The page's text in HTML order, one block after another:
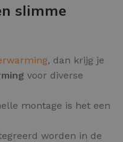
slimme
, dan krijg je
voor diverse
montage is het een
worden in de